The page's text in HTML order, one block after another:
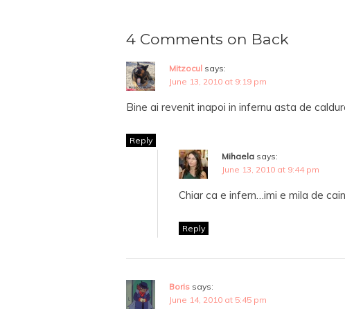
4 Comments on Back
Mitzocul says:
June 13, 2010 at 9:19 pm
Bine ai revenit inapoi in infernu asta de
Reply
Mihaela says:
June 13, 2010 at 9:44 pm
Chiar ca e infern…imi e mila de
Reply
Boris says:
June 14, 2010 at 5:45 pm